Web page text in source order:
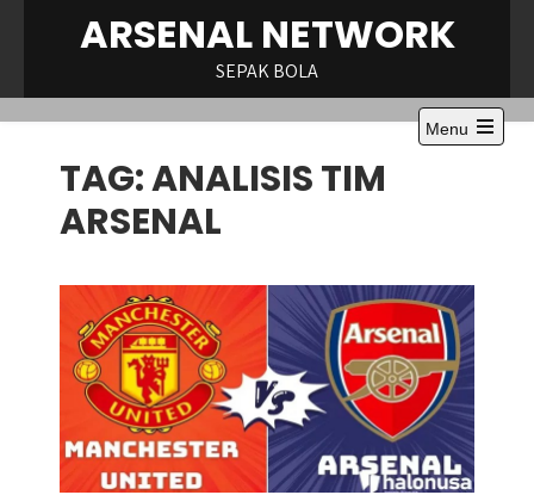
ARSENAL NETWORK
SEPAK BOLA
Menu
TAG:ANALISIS TIM
ARSENAL